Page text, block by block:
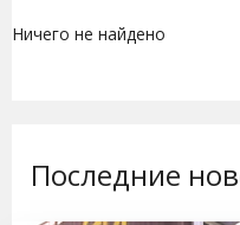
Ничего не найдено
Последние